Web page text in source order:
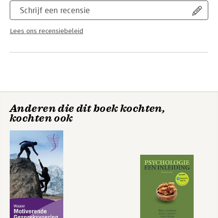
Schrijf een recensie
Lees ons recensiebeleid
Anderen die dit boek kochten,
kochten ook